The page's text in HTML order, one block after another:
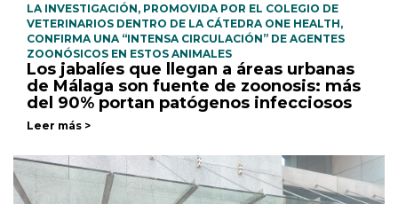
LA INVESTIGACIÓN, PROMOVIDA POR EL COLEGIO DE
VETERINARIOS DENTRO DE LA CÁTEDRA ONE HEALTH,
CONFIRMA UNA “INTENSA CIRCULACIÓN” DE AGENTES
ZOONÓSICOS EN ESTOS ANIMALES
Los jabalíes que llegan a áreas urbanas
de Málaga son fuente de zoonosis: más
del 90% portan patógenos infecciosos
Leer más >